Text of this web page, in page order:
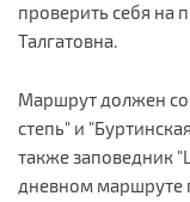
проверить себя на
Талгатовна.
Маршрут должен
степь" и
также заповедник
дневном маршруте